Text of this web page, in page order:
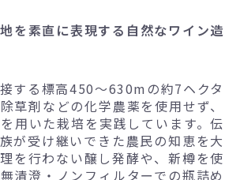
を素直に表現する自然なワイン造
する標高450～630mの約7ヘクタ
草剤などの化学農薬を使用せず、
用いた栽培を実践しています。伝
が受け継いできた農民の知恵を大
を行わない醸し発酵や、新樽を使
清澄・ノンフィルターでの瓶詰め